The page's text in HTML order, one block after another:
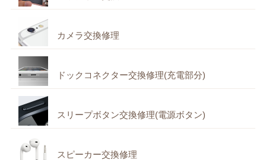
カメラ交換修理
ドックコネクター交換修理(充電部分)
スリープボタン交換修理(電源ボタン)
スピーカー交換修理